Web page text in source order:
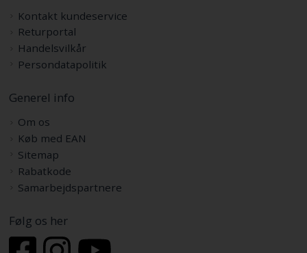
Kontakt kundeservice
Returportal
Handelsvilkår
Persondatapolitik
Generel info
Om os
Køb med EAN
Sitemap
Rabatkode
Samarbejdspartnere
Følg os her